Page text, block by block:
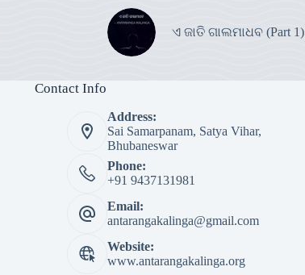
ଏ ଜାତି ଗାଲମାଧବ (Part 1)
Contact Info
Address:
Sai Samarpanam, Satya Vihar,
Bhubaneswar
Phone:
+91 9437131981
Email:
antarangakalinga@gmail.com
Website:
www.antarangakalinga.org